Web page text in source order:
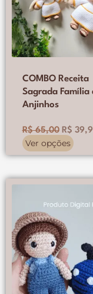
COMBO Receita
Sagrada Família
Anjinhos
R$65,00 R$
Ver opções
escolhidas
na
página
do
produto
Este
tem
várias
variantes.
As
opções
podem
ser